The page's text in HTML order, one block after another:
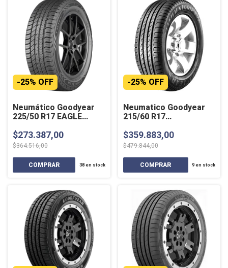
Neumático Goodyear
225/50 R17 EAGLE
-25% OFF
$273.387,00
$364.516,00
38en stock
Neumatico Goodyear
215/60 R17
96H SL
-25% OFF
$359.883,00
$479.844,00
9 en stock